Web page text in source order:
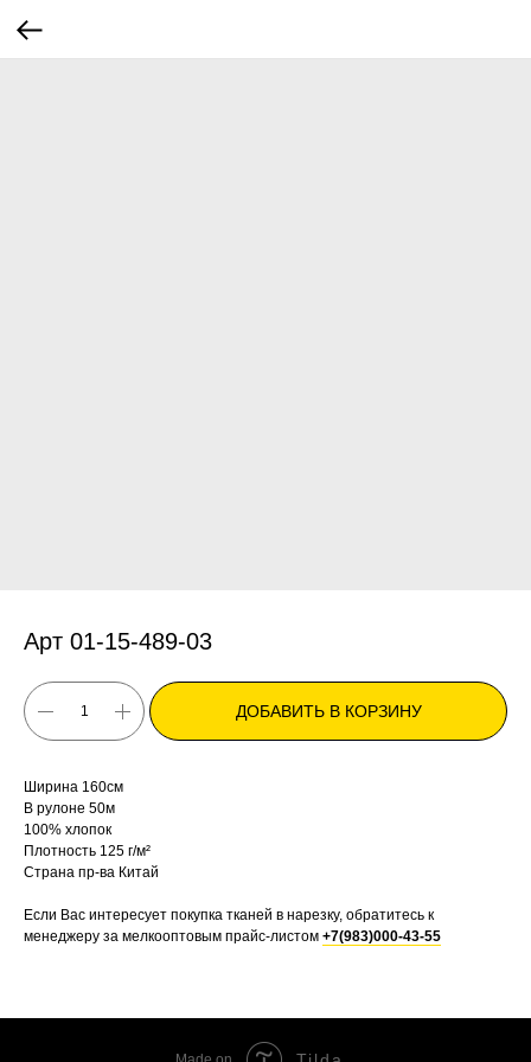
Арт 01-15-489-03
ДОБАВИТЬ В КОРЗИНУ
Ширина 160см
В рулоне 50м
100% хлопок
Плотность 125 г/м²
Страна пр-ва Китай
Если Вас интересует покупка тканей в нарезку, обратитесь к
менеджеру за мелкооптовым прайс-листом +7(983)000-43-55